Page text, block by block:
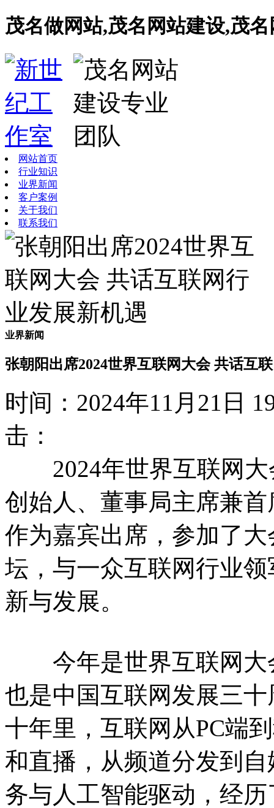
茂名做网站,茂名网站建设,茂
网站首页
行业知识
业界新闻
客户案例
关于我们
联系我们
业界新闻
张朝阳出席2024世界互联网大会 共话互
时间：2024年11月21
击：
2024年世界互联网大
创始人、董事局主席兼
作为嘉宾出席，参加了
坛，与一众互联网行业
新与发展。
今年是世界互联网大
也是中国互联网发展三
十年里，互联网从PC端
和直播，从频道分发到
务与人工智能驱动，经